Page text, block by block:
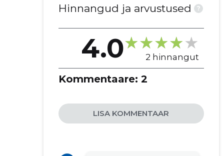
rutiinsed ülevaatused
remonditeenused
süsteemi uuendused
hädaabi reageerimine
fonolukud
projektijuhtimine
arendustööd
fonolukk
korteriühistute tegevused
Hinnangud ja arvustused ?
4.0 2 hinnangut
Kommentaare: 2
LISA KOMMENTAAR